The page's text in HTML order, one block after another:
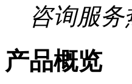
咨询服务
产品概览